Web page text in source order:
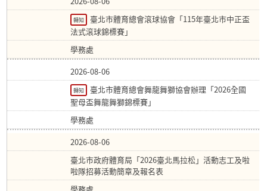
轉知
臺北市體育總會滾球協會「115年臺北市中正盃
法式滾球錦標賽」
學務處
2026-08-06
轉知
臺北市體育總會舞龍舞獅協會辦理「2026全國
聖母盃舞龍舞獅錦標賽」
學務處
2026-08-06
臺北市政府體育局「2026臺北馬拉松」活動志工及啦
啦隊招募活動簡章及報名表